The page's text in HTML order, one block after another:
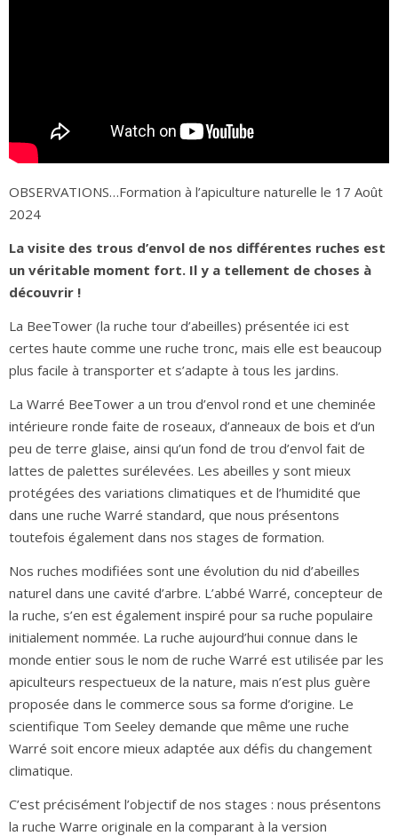
OBSERVATIONS…Formation à l’apiculture naturelle le 17 Août
2024
La visite des trous d’envol de nos différentes ruches est
un véritable moment fort. Il y a tellement de choses à
découvrir !
La BeeTower (la ruche tour d’abeilles) présentée ici est
certes haute comme une ruche tronc, mais elle est beaucoup
plus facile à transporter et s’adapte à tous les jardins.
La Warré BeeTower a un trou d’envol rond et une cheminée
intérieure ronde faite de roseaux, d’anneaux de bois et d’un
peu de terre glaise, ainsi qu’un fond de trou d’envol fait de
lattes de palettes surélevées. Les abeilles y sont mieux
protégées des variations climatiques et de l’humidité que
dans une ruche Warré standard, que nous présentons
toutefois également dans nos stages de formation.
Nos ruches modifiées sont une évolution du nid d’abeilles
naturel dans une cavité d’arbre. L’abbé Warré, concepteur de
la ruche, s’en est également inspiré pour sa ruche populaire
initialement nommée. La ruche aujourd’hui connue dans le
monde entier sous le nom de ruche Warré est utilisée par les
apiculteurs respectueux de la nature, mais n’est plus guère
proposée dans le commerce sous sa forme d’origine. Le
scientifique Tom Seeley demande que même une ruche
Warré soit encore mieux adaptée aux défis du changement
climatique.
C’est précisément l’objectif de nos stages : nous présentons
la ruche Warre originale en la comparant à la version